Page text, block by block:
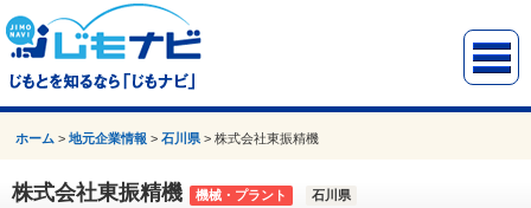
ホーム >地元企業情報 >石川県 >株式会社東振精機
株式会社東振精機 機械・プラント 石川県